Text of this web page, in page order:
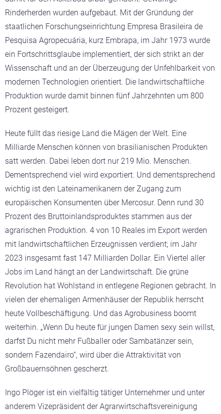
Rinderherden wurden aufgebaut. Mit der Gründung der
staatlichen Forschungseinrichtung Empresa Brasileira de
Pesquisa Agropecuária, kurz Embrapa, im Jahr 1973 wurde
ein Fortschrittsglaube implementiert, der sich strikt an der
Wissenschaft und an der Überzeugung der Unfehlbarkeit von
modernen Technologien orientiert. Die landwirtschaftliche
Produktion wurde damit binnen fünf Jahrzehnten um 800
Prozent gesteigert.
Heute füllt das riesige Land die Mägen der Welt. Eine
Milliarde Menschen können von brasilianischen Produkten
satt werden. Dabei leben dort nur 219 Mio. Menschen.
Dementsprechend viel wird exportiert. Und dementsprechend
wichtig ist den Lateinamerikanern der Zugang zum
europäischen Konsumenten über Mercosur. Denn rund 30
Prozent des Bruttoinlandsproduktes stammen aus der
agrarischen Produktion. 4 von 10 Reales im Export werden
mit landwirtschaftlichen Erzeugnissen verdient; im Jahr
2023 insgesamt fast 147 Milliarden Dollar. Ein Viertel aller
Jobs im Land hängt an der Landwirtschaft. Die grüne
Revolution hat Wohlstand in entlegene Regionen gebracht. In
vielen der ehemaligen Armenhäuser der Republik herrscht
heute Vollbeschäftigung. Und das Agrobusiness boomt
weiterhin. „Wenn Du heute für jungen Damen sexy sein willst,
darfst Du nicht mehr Fußballer oder Sambatänzer sein,
sondern Fazendairo“, wird über die Attraktivität von
Großbauernsöhnen gescherzt.
Ingo Plöger ist ein vielfältig tätiger Unternehmer und unter
anderem Vizepräsident der Agrarwirtschaftsvereinigung